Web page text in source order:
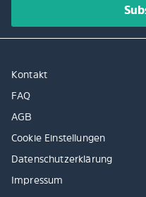
Kontakt
FAQ
AGB
Cookie Einstellungen
Datenschutzerklärung
Impressum